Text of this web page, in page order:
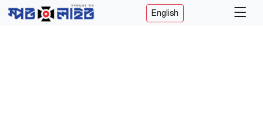
English